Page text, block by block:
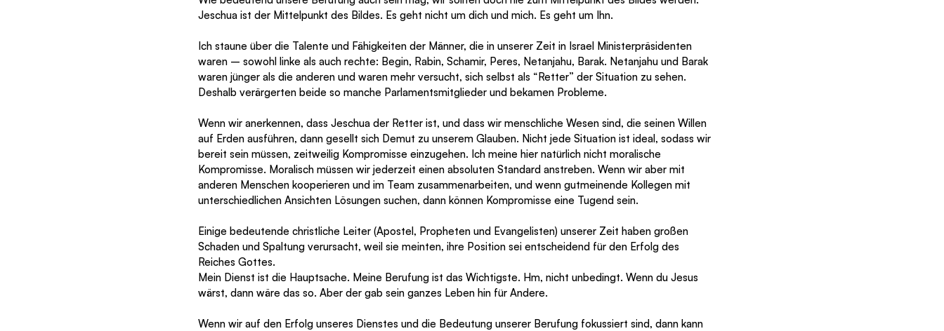
Jeschua ist der Mittelpunkt des Bildes. Es geht nicht um dich und mich. Es geht um Ihn.
Ich staune über die Talente und Fähigkeiten der Männer, die in unserer Zeit in Israel Ministerpräsidenten
waren – sowohl linke als auch rechte: Begin, Rabin, Schamir, Peres, Netanjahu, Barak. Netanjahu und Barak
waren jünger als die anderen und waren mehr versucht, sich selbst als “Retter” der Situation zu sehen.
Deshalb verärgerten beide so manche Parlamentsmitglieder und bekamen Probleme.
Wenn wir anerkennen, dass Jeschua der Retter ist, und dass wir menschliche Wesen sind, die seinen Willen
auf Erden ausführen, dann gesellt sich Demut zu unserem Glauben. Nicht jede Situation ist ideal, sodass wir
bereit sein müssen, zeitweilig Kompromisse einzugehen. Ich meine hier natürlich nicht moralische
Kompromisse. Moralisch müssen wir jederzeit einen absoluten Standard anstreben. Wenn wir aber mit
anderen Menschen kooperieren und im Team zusammenarbeiten, und wenn gutmeinende Kollegen mit
unterschiedlichen Ansichten Lösungen suchen, dann können Kompromisse eine Tugend sein.
Einige bedeutende christliche Leiter (Apostel, Propheten und Evangelisten) unserer Zeit haben großen
Schaden und Spaltung verursacht, weil sie meinten, ihre Position sei entscheidend für den Erfolg des
Reiches Gottes.
Mein Dienst ist die Hauptsache. Meine Berufung ist das Wichtigste. Hm, nicht unbedingt. Wenn du Jesus
wärst, dann wäre das so. Aber der gab sein ganzes Leben hin für Andere.
Wenn wir auf den Erfolg unseres Dienstes und die Bedeutung unserer Berufung fokussiert sind, dann kann